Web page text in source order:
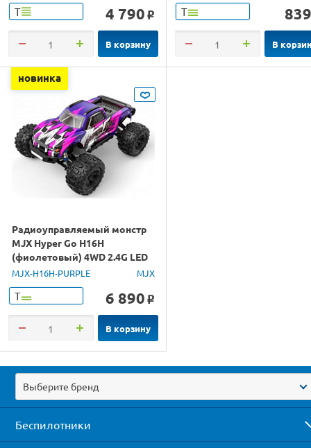
Т 4 790 o
В корзину
Т 839
В
новинка
Радиоуправляемый монстр
MJX Hyper Go H16H
(фиолетовый) 4WD 2.4G LED
GPS 1/16 RTR
MJX-H16H-PURPLE MJX
Т 6 890 o
В корзину
Выберите бренд
Беспилотники